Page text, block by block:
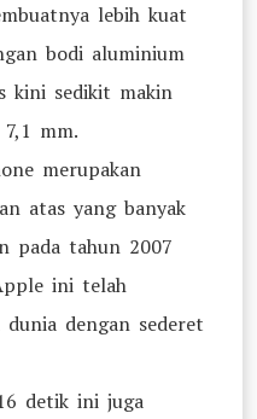
lebih kuat
bodi aluminium
kini sedikit makin
mm.
merupakan
atas yang banyak
pada tahun 2007
ini telah
dengan sederet
detik ini juga